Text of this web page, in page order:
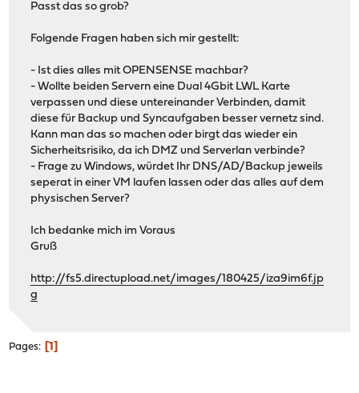
Passt das so grob?
Folgende Fragen haben sich mir gestellt:
- Ist dies alles mit OPENSENSE machbar?
- Wollte beiden Servern eine Dual 4Gbit LWL Karte
verpassen und diese untereinander Verbinden, damit
diese für Backup und Syncaufgaben besser vernetz sind.
Kann man das so machen oder birgt das wieder ein
Sicherheitsrisiko, da ich DMZ und Serverlan verbinde?
- Frage zu Windows, würdet Ihr DNS/AD/Backup jeweils
seperat in einer VM laufen lassen oder das alles auf dem
physischen Server?
Ich bedanke mich im Voraus
Gruß
http://fs5.directupload.net/images/180425/iza9im6f.jp
g
Pages 1